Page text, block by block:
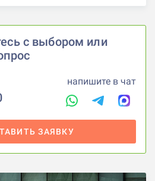
с выбором или
напишите в чат
ЗАЯВКУ